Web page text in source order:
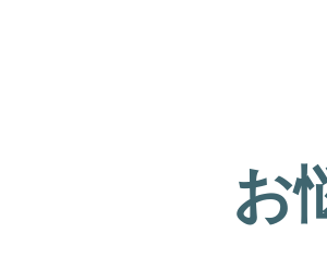
お